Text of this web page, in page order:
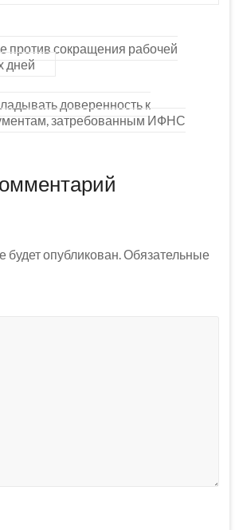
против сокращения рабочей
дней
доверенность к
затребованным ИФНС
опубликован. Обязательные